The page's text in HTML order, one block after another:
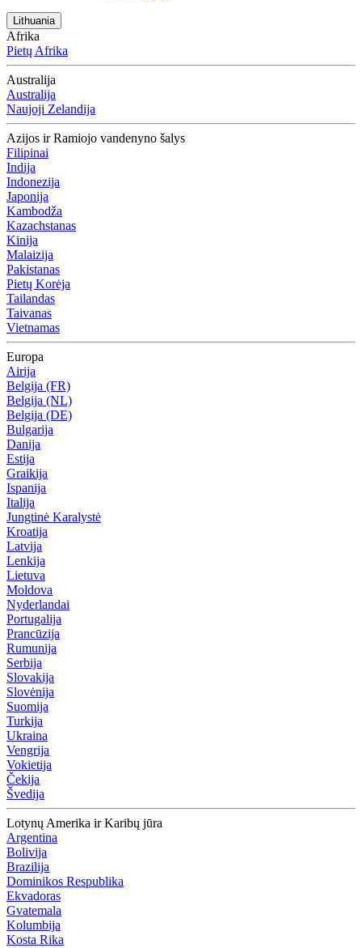
Lithuania
Afrika
Pietų Afrika
Australija
Australija
Naujoji Zelandija
Azijos ir Ramiojo vandenyno šalys
Filipinai
Indija
Indonezija
Japonija
Kambodža
Kazachstanas
Kinija
Malaizija
Pakistanas
Pietų Korėja
Tailandas
Taivanas
Vietnamas
Europa
Airija
Belgija (FR)
Belgija (NL)
Belgija (DE)
Bulgarija
Danija
Estija
Graikija
Ispanija
Italija
Jungtinė Karalystė
Kroatija
Latvija
Lenkija
Lietuva
Moldova
Nyderlandai
Portugalija
Prancūzija
Rumunija
Serbija
Slovakija
Slovėnija
Suomija
Turkija
Ukraina
Vengrija
Vokietija
Čekija
Švedija
Lotynų Amerika ir Karibų jūra
Argentina
Bolivija
Brazilija
Dominikos Respublika
Ekvadoras
Gvatemala
Kolumbija
Kosta Rika